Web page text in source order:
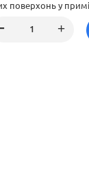
поверхонь у
клейову основу.